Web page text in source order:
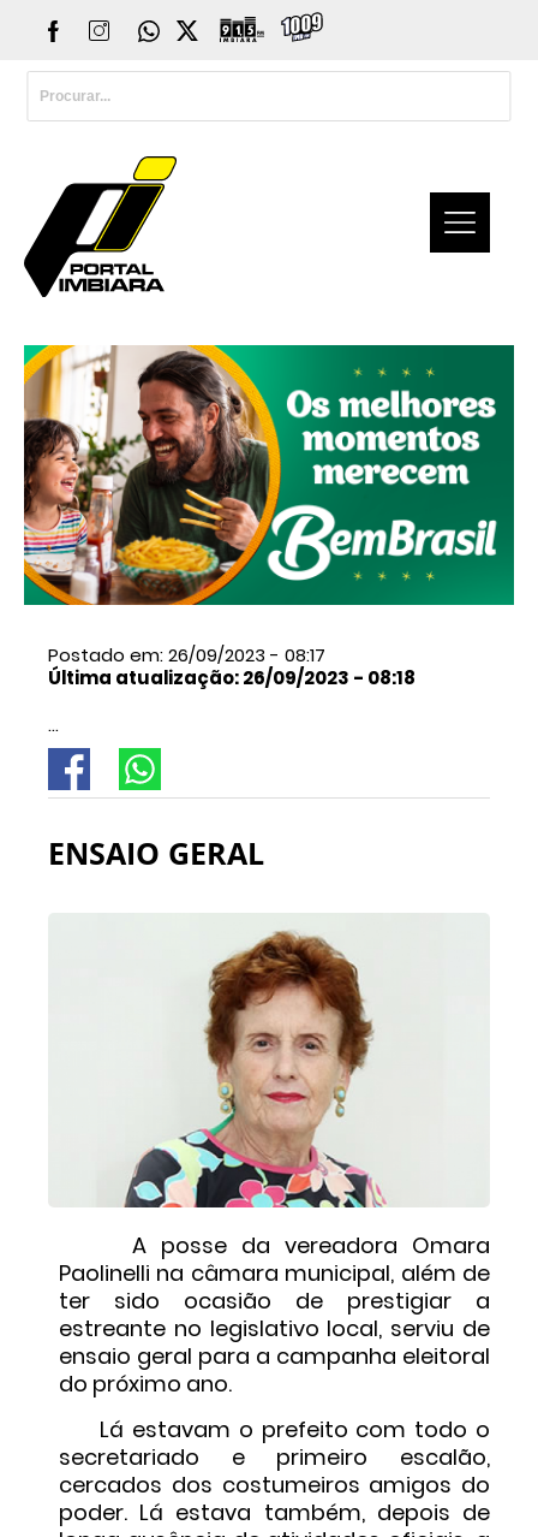
Postado em: 26/09/2023 - 08:17
Última atualização: 26/09/2023 - 08:18
...
ENSAIO GERAL
A posse da vereadora Omara
Paolinelli na câmara municipal, além de
ter sido ocasião de prestigiar a
estreante no legislativo local, serviu de
ensaio geral para a campanha eleitoral
do próximo ano.
Lá estavam o prefeito com todo o
secretariado e primeiro escalão,
cercados dos costumeiros amigos do
poder. Lá estava também, depois de